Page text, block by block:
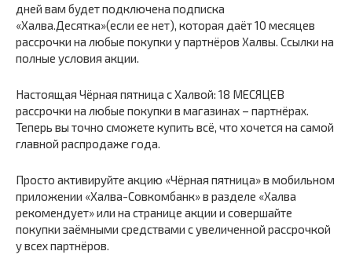
дней вам будет подключена подписка
«Халва.Десятка»(если ее нет), которая даёт 10 месяцев
рассрочки на любые покупки у партнёров Халвы. Ссылки на
полные условия акции.
Настоящая Чёрная пятница с Халвой: 18 МЕСЯЦЕВ
рассрочки на любые покупки в магазинах – партнёрах.
Теперь вы точно сможете купить всё, что хочется на самой
главной распродаже года.
Просто активируйте акцию «Чёрная пятница» в мобильном
приложении «Халва-Совкомбанк» в разделе «Халва
рекомендует» или на странице акции и совершайте
покупки заёмными средствами с увеличенной рассрочкой
у всех партнёров.